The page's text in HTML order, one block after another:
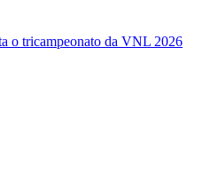
o tricampeonato da VNL 2026